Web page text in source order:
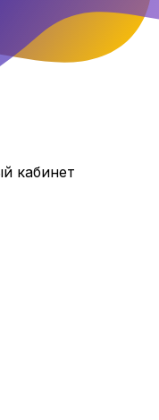
кабинет